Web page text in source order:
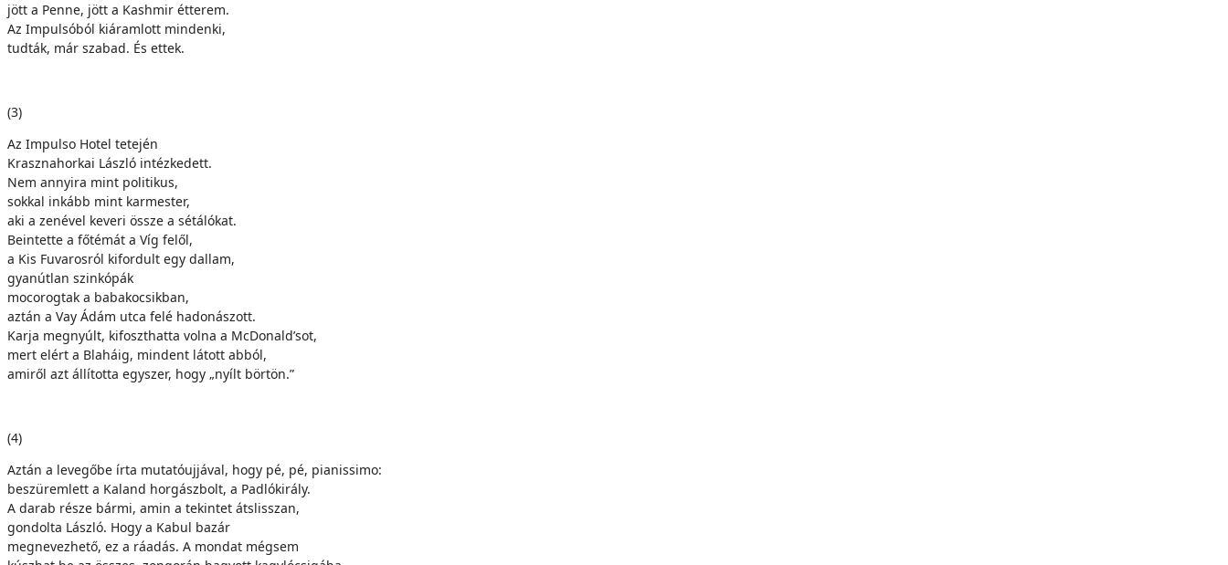
jött a Penne, jött a Kashmir étterem.
Az Impulsóból kiáramlott mindenki,
tudták, már szabad. És ettek.
(3)
Az Impulso Hotel tetején
Krasznahorkai László intézkedett.
Nem annyira mint politikus,
sokkal inkább mint karmester,
aki a zenével keveri össze a sétálókat.
Beintette a főtémát a Víg felől,
a Kis Fuvarosról kifordult egy dallam,
gyanútlan szinkópák
mocorogtak a babakocsikban,
aztán a Vay Ádám utca felé hadonászott.
Karja megnyúlt, kifoszthatta volna a McDonald’sot,
mert elért a Blaháig, mindent látott abból,
amiről azt állította egyszer, hogy „nyílt börtön.”
(4)
Aztán a levegőbe írta mutatóujjával, hogy pé, pé, pianissimo:
beszüremlett a Kaland horgászbolt, a Padlókirály.
A darab része bármi, amin a tekintet átslisszan,
gondolta László. Hogy a Kabul bazár
megnevezhető, ez a ráadás. A mondat mégsem